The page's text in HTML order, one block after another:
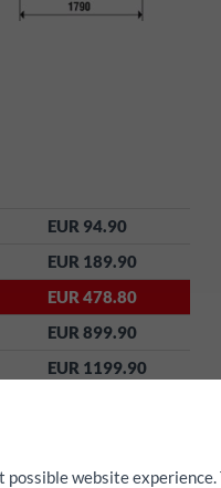
EUR 94.90
EUR 189.90
EUR 478.80
EUR 899.90
EUR 1199.90
website